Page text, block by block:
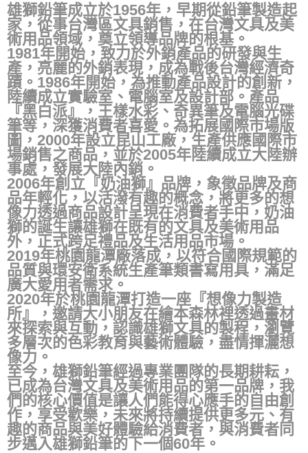
雄獅鉛筆成立於1956年，早期從鉛筆製造起
家，從事台灣區文具銷售，在台灣文具及美
術用品領域，奠立領導品牌的根基。
1981年開始，致力於外銷產品的研發與生
產，亮麗的外銷表現，成為戰後台灣經濟奇
蹟。1986年開始，為推動產品設計的創新，
陸續成立實驗室、電腦室及設計部。產品
『黑白派』，王樣水彩、奇異筆及電腦光碟
筆等，深獲消費者喜愛。為拓展國際市場版
圖，2000年設立昆山工廠，生產供應國際市
場銷售之商品，並於2005年陸續成立大陸辦
事處，發展大陸內銷。
2006年創立『奶油獅』品牌，象徵品牌及商
品年輕化，以活潑有趣的概念，將更多的想
像力透過商品設計呈現在消費者手中，奶油
獅的誕生讓雄獅在既有的文具及美術用品
外，正式跨足禮品及生活用品市場。
2019年桃園龍潭廠落成，以符合國際規範的
品質與環安衛系統生產筆類書寫用具，滿足
廣大愛用者需求。
2020年於桃園龍潭打造一座『想像力製造
所』，邀請大小朋友在繪本森林裡透過畫材
來探索與互動，認識雄獅文具的製程，瀏覽
多層次的色彩教育與藝術體驗，盡情揮灑想
像力。
至今，雄獅鉛筆經過專業團隊的長期耕耘，
已成為台灣文具及美術用品的第一品牌，我
們的核心價值是讓人們能得心應手的自由創
作，享受歡樂，未來將持續提供更多元、有
趣的商品與美好體驗給消費者，與消費者同
步邁入雄獅鉛筆的下一個60年。